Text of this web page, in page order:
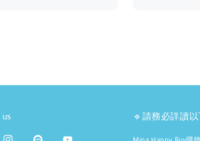
🔹請務必詳讀